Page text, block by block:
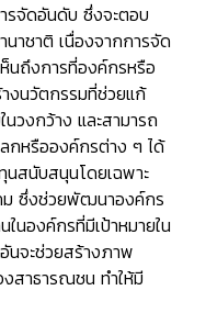
จัดอันดับ ซึ่งจะตอบ
นาชาติ เนื่องจากการจัด
นถึงการที่องค์กรหรือ
างนวัตกรรมที่ช่วยแก้
วงกว้าง และสามารถ
กหรือองค์กรต่าง ๆ ได้
สนับสนุนโดยเฉพาะ
ม ซึ่งช่วยพัฒนาองค์กร
ในองค์กรที่มีเป้าหมายใน
นจะช่วยสร้างภาพ
สาธารณชน ทำให้มี